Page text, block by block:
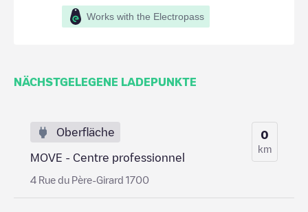
Works with the Electropass
NÄCHSTGELEGENE LADEPUNKTE
Oberfläche
MOVE - Centre professionnel
4 Rue du Père-Girard 1700
0
km